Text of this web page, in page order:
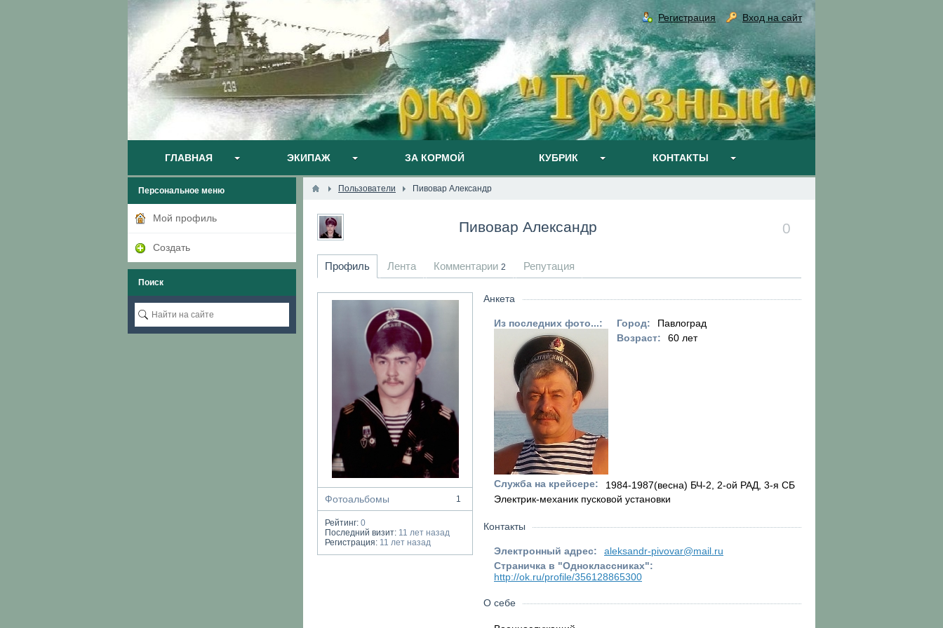
Регистрация Вход на сайт
ГЛАВНАЯ ЭКИПАЖ ЗА КОРМОЙ КУБРИК КОНТАКТЫ
Пользователи Пивовар Александр
0
Пивовар Александр
Профиль Лента Комментарии 2 Репутация
Фотоальбомы 1
Рейтинг: 0
Последний визит: 11 лет назад
Регистрация: 11 лет назад
Анкета
Из последних фото...: Город:
Павлоград
Возраст:
60 лет
Служба на крейсере:
1984-1987(весна) БЧ-2, 2-ой РАД, 3-я СБ
Электрик-механик пусковой установки
Контакты
Электронный адрес:
aleksandr-pivovar@mail.ru
Страничка в "Одноклассниках":
http://ok.ru/profile/356128865300
О себе
Персональное меню
Мой профиль
Создать
Поиск